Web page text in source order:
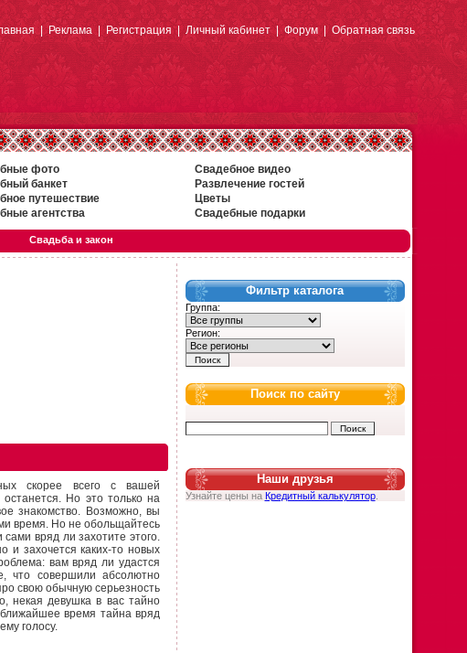
|Реклама|Регистрация| Личный кабинет|Форум| Обратная связь
фото
Свадебное видео
банкет
Развлечение гостей
путешествие
Цветы
агентства Свадебные подарки
Свадьба и закон
скорее всего с вашей
Но это только на
знакомство. Возможно, вы
время. Но не обольщайтесь
вряд ли захотите этого.
и захочется каких-то новых
вам вряд ли удастся
что совершили абсолютно
свою обычную серьезность
некая девушка в вас тайно
время тайна вряд
голосу.
Фильтр каталога
Группа:
Регион:
Поиск по сайту
Наши друзья
Узнайте цены на Кредитный калькулятор.